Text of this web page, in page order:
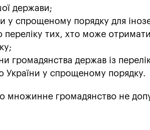
держави;
у спрощеному порядку для
переліку тих, хто може отримати
громадянства держав із
України у спрощеному порядку.
множинне громадянство не